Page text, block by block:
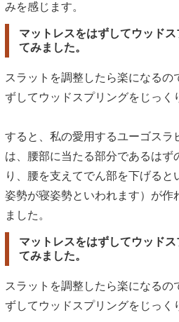
みを感じます。
マットレスをはずしてウッド
てみました。
スラットを調整したら楽になるの
ずしてウッドスプリングをじっく
すると、私の愛用するユーゴスラ
は、腰部に当たる部分であるはず
り、腰を支えてでん部を下げると
姿勢が寝姿勢といわれます）が作
ました。
マットレスをはずしてウッド
てみました。
スラットを調整したら楽になるの
ずしてウッドスプリングをじっく